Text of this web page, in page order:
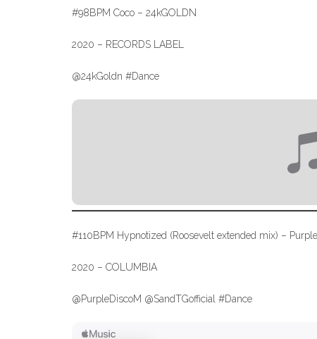
#98BPM Coco – 24kGOLDN
2020 – RECORDS LABEL
@24kGoldn #Dance
#110BPM Hypnotized (Roosevelt extended mix) –
2020 – COLUMBIA
@PurpleDiscoM @SandTGofficial #Dance